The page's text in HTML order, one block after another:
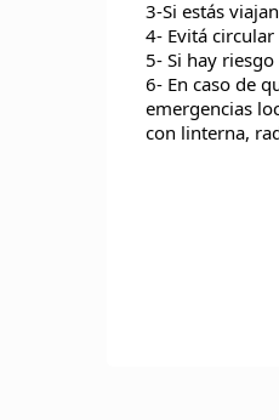
3-Si estás
4- Evitá
5- Si hay
6- En caso de
emergencias
con linterna,